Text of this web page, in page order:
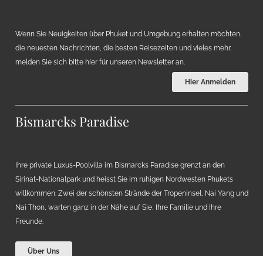
Wenn Sie Neuigkeiten über Phuket und Umgebung erhalten möchten,
die neuesten Nachrichten, die besten Reisezeiten und vieles mehr,
melden Sie sich bitte hier für unseren Newsletter an.
Hier Anmelden
Bismarcks Paradise
Ihre private Luxus-Poolvilla im Bismarcks Paradise grenzt an den
Sirinat-Nationalpark und heisst Sie im ruhigen Nordwesten Phukets
willkommen. Zwei der schönsten Strände der Tropeninsel, Nai Yang und
Nai Thon, warten ganz in der Nähe auf Sie, Ihre Familie und Ihre
Freunde.
Über Uns